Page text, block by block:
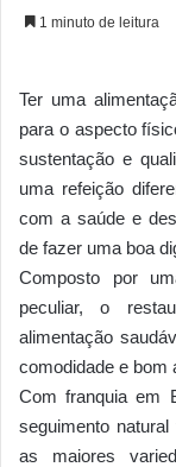
1 minuto de leitura
Ter uma
para o aspecto
sustentação e
uma refeição
com a saúde e
de fazer uma boa
Composto por
peculiar, o
alimentação
comodidade e bom
Com franquia em
seguimento
as maiores